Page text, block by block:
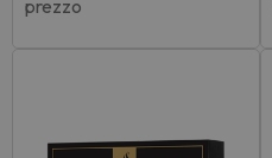
prezzo